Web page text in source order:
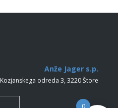
Anže Jager s.p.
Kozjanskega odreda 3, 3220 Štore
0